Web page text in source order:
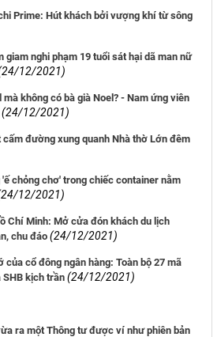
Prime: Hút khách bởi vượng khí từ sông
giam nghi phạm 19 tuổi sát hại dã man nữ
12/2021)
mà không có bà già Noel? - Nam ứng viên
(24/12/2021)
cấm đường xung quanh Nhà thờ Lớn đêm
chỏng chơ' trong chiếc container nằm
12/2021)
Chí Minh: Mở cửa đón khách du lịch
chu đáo (24/12/2021)
của cổ đông ngân hàng: Toàn bộ 27 mã
SHB kịch trần (24/12/2021)
ra một Thông tư được ví như phiên bản